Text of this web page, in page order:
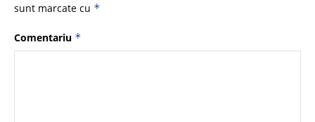
sunt marcate cu *
Comentariu *